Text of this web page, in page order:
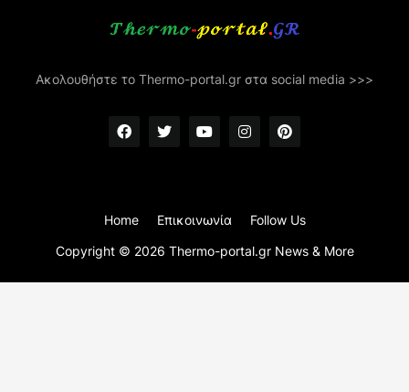
Ακολουθήστε το Thermo-portal.gr στα social media >>>
Copyright © 2026 Thermo-portal.gr News & More
Home Επικοινωνία Follow Us